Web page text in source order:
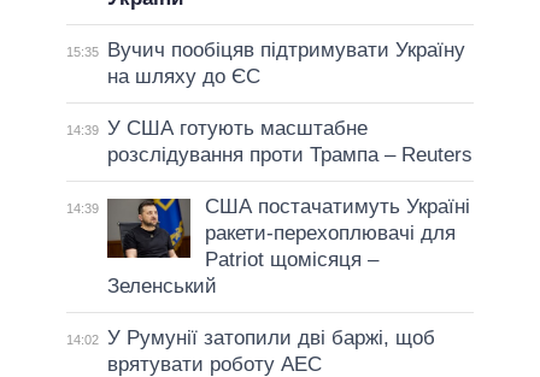
15:35
Вучич пообіцяв підтримувати Україну
на шляху до ЄС
14:39 У США готують масштабне
розслідування проти Трампа – Reuters
14:39
США постачатимуть Україні
ракети-перехоплювачі для
Patriot щомісяця –
Зеленський
14:02 У Румунії затопили дві баржі, щоб
врятувати роботу АЕС